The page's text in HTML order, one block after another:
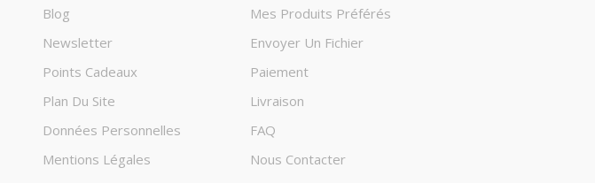
Blog
Newsletter
Points Cadeaux
Plan Du Site
Données Personnelles
Mentions Légales
Mes Produits Préférés
Envoyer Un Fichier
Paiement
Livraison
FAQ
Nous Contacter